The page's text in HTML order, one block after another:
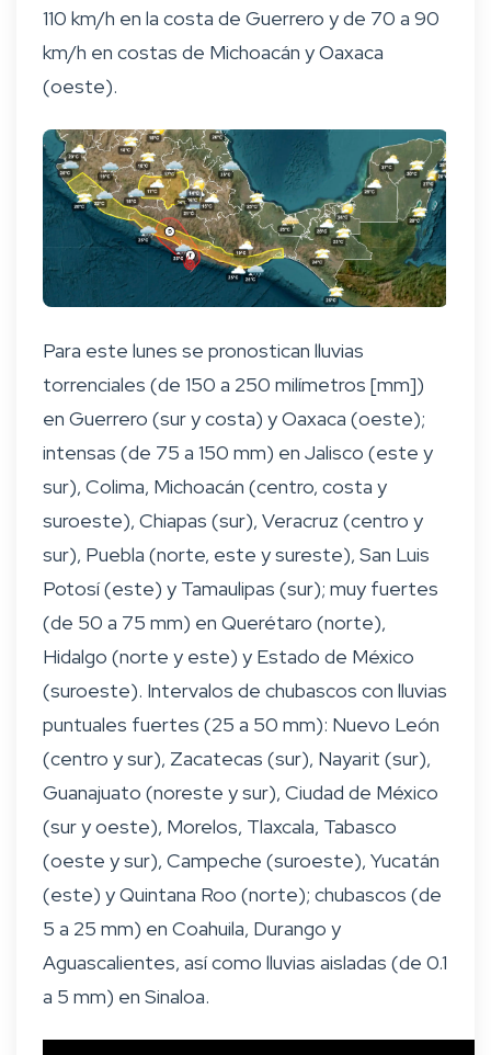
110 km/h en la costa de Guerrero y de 70 a 90
km/h en costas de Michoacán y Oaxaca
(oeste).
Para este lunes se pronostican lluvias
torrenciales (de 150 a 250 milímetros [mm])
en Guerrero (sur y costa) y Oaxaca (oeste);
intensas (de 75 a 150 mm) en Jalisco (este y
sur), Colima, Michoacán (centro, costa y
suroeste), Chiapas (sur), Veracruz (centro y
sur), Puebla (norte, este y sureste), San Luis
Potosí (este) y Tamaulipas (sur); muy fuertes
(de 50 a 75 mm) en Querétaro (norte),
Hidalgo (norte y este) y Estado de México
(suroeste). Intervalos de chubascos con lluvias
puntuales fuertes (25 a 50 mm): Nuevo León
(centro y sur), Zacatecas (sur), Nayarit (sur),
Guanajuato (noreste y sur), Ciudad de México
(sur y oeste), Morelos, Tlaxcala, Tabasco
(oeste y sur), Campeche (suroeste), Yucatán
(este) y Quintana Roo (norte); chubascos (de
5 a 25 mm) en Coahuila, Durango y
Aguascalientes, así como lluvias aisladas (de 0.1
a 5 mm) en Sinaloa.